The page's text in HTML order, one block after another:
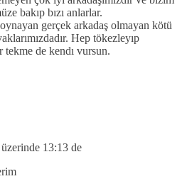
bakıp bızı anlarlar.
gerçek arkadaş olmayan kötü
Hep tökezleyıp
tekme de kendı vursun.
13:13 de